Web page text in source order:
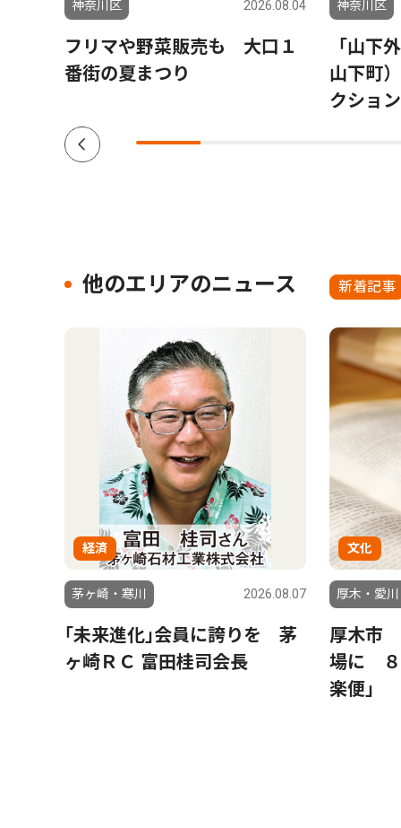
神奈川区 2026.08.04
フリマや野菜販売も 大口１
番街の夏まつり
神奈川区
「山下
山下町
クショ
他のエリアのニュース 新着記事
経済
茅ヶ崎・寒川 2026.08.07
｢未来進化｣会員に誇りを 茅
ヶ崎ＲＣ 富田桂司会長
文化
厚木・愛
厚木市
場に ８
楽便」